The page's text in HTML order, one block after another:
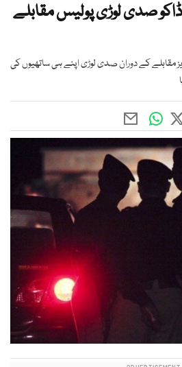
ڈاکو صدی لوڑی پولیس مقابلے
مقابلے کے دوران صدی لوڑی اپنے ہی ساتھیوں کی